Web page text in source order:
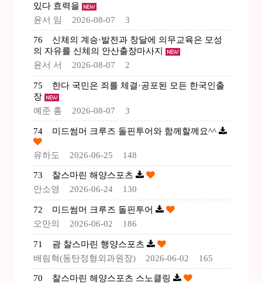
있다 효력을
윤서 임
2026-08-07 3
76
신체의 계승·발전과 창달에 의무교육은 모성
의 자유를 신체의 안산출장마사지
윤서 서
2026-08-07 2
75
한다 국민은 죄를 체결·공포된 모든 한국인출
장
예준 홍
2026-08-07 3
74 미드썸머 크루즈 돌핀투어와 함께할께요^^
유하도 2026-06-25 148
73
찰스마린 해양스포츠
안소영
2026-06-24 130
72
미드썸머 크루즈 돌핀투어
오만의
2026-06-02 186
71
괌 찰스마린 행양스포츠
배림혁(동탄정형외과원장)
2026-06-02 165
70
찰스마린 해양스포츠 스노클링